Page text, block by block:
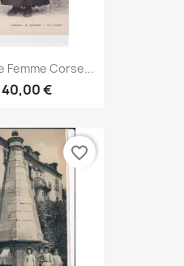
Femme Corse...
40,00 €
favorite_border